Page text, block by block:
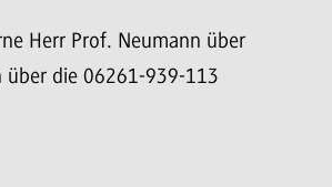
Herr Prof. Neumann über
die 06261-939-113